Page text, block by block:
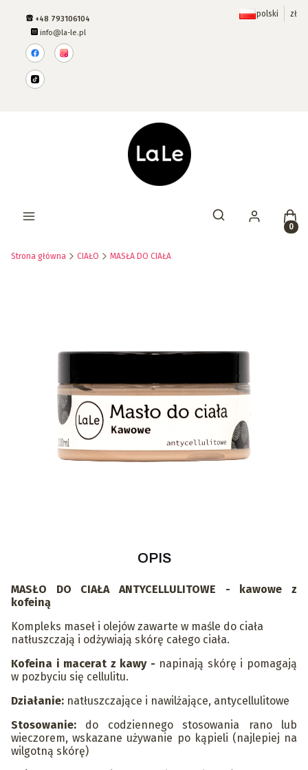
+48 793106104
info@la-le.pl
polski zł
Otwórz
Strona główna CIAŁO MASŁA DO CIAŁA
OPIS
MASŁO DO CIAŁA ANTYCELLULITOWE - kawowe z
kofeiną
Kompleks maseł i olejów zawarte w maśle do ciała
natłuszczają i odżywiają skórę całego ciała.
Kofeina i macerat z kawy - napinają skórę i pomagają
w pozbyciu się cellulitu.
Działanie: natłuszczające i nawilżające, antycellulitowe
Stosowanie: do codziennego stosowania rano lub
wieczorem, wskazane używanie po kąpieli (najlepiej na
wilgotną skórę)